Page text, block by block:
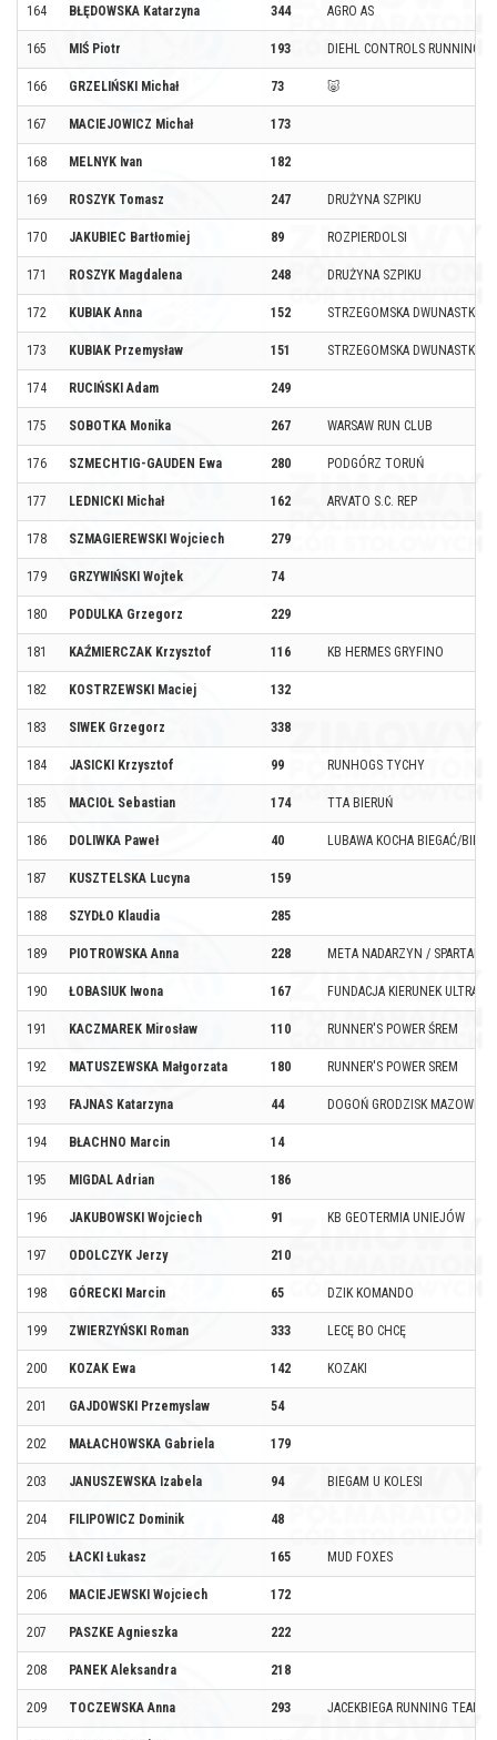
164 BŁĘDOWSKA Katarzyna 344 AGRO AS
165 MIŚ Piotr 193 DIEHL CONTROLS RUNNING
166 GRZELIŃSKI Michał 73 🐷
167 MACIEJOWICZ Michał 173
168 MELNYK Ivan 182
169 ROSZYK Tomasz 247 DRUŻYNA SZPIKU
170 JAKUBIEC Bartłomiej 89 ROZPIERDOLSI
171 ROSZYK Magdalena 248 DRUŻYNA SZPIKU
172 KUBIAK Anna 152 STRZEGOMSKA DWUNASTKA
173 KUBIAK Przemysław 151 STRZEGOMSKA DWUNASTKA
174 RUCIŃSKI Adam 249
175 SOBOTKA Monika 267 WARSAW RUN CLUB
176 SZMECHTIG-GAUDEN Ewa 280 PODGÓRZ TORUŃ
177 LEDNICKI Michał 162 ARVATO S.C. REP
178 SZMAGIEREWSKI Wojciech 279
179 GRZYWIŃSKI Wojtek 74
180 PODULKA Grzegorz 229
181 KAŹMIERCZAK Krzysztof 116 KB HERMES GRYFINO
182 KOSTRZEWSKI Maciej 132
183 SIWEK Grzegorz 338
184 JASICKI Krzysztof 99 RUNHOGS TYCHY
185 MACIOŁ Sebastian 174 TTA BIERUŃ
186 DOLIWKA Paweł 40 LUBAWA KOCHA BIEGAĆ/
187 KUSZTELSKA Lucyna 159
188 SZYDŁO Klaudia 285
189 PIOTROWSKA Anna 228 META NADARZYN /
190 ŁOBASIUK Iwona 167 FUNDACJA KIERUNEK ULTRA
191 KACZMAREK Mirosław 110 RUNNER'S POWER ŚREM
192 MATUSZEWSKA Małgorzata 180 RUNNER'S POWER SREM
193 FAJNAS Katarzyna 44 DOGOŃ GRODZISK
194 BŁACHNO Marcin 14
195 MIGDAL Adrian 186
196 JAKUBOWSKI Wojciech 91 KB GEOTERMIA UNIEJÓW
197 ODOLCZYK Jerzy 210
198 GÓRECKI Marcin 65 DZIK KOMANDO
199 ZWIERZYŃSKI Roman 333 LECĘ BO CHCĘ
200 KOZAK Ewa 142 KOZAKI
201 GAJDOWSKI Przemyslaw 54
202 MAŁACHOWSKA Gabriela 179
203 JANUSZEWSKA Izabela 94 BIEGAM U KOLESI
204 FILIPOWICZ Dominik 48
205 ŁACKI Łukasz 165 MUD FOXES
206 MACIEJEWSKI Wojciech 172
207 PASZKE Agnieszka 222
208 PANEK Aleksandra 218
209 TOCZEWSKA Anna 293 JACEKBIEGA RUNNING TEAM